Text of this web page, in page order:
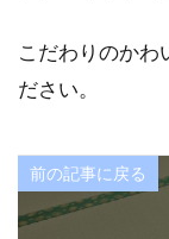
こだわりのかわ
ださい。
前の記事に戻る